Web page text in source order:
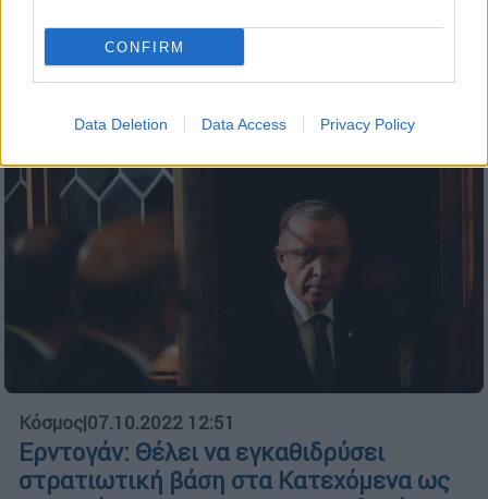
CONFIRM
Data Deletion Data Access Privacy Policy
Σάλος και αντιδράσεις
Κόσμος|07.10.2022 12:51
Ερντογάν: Θέλει να εγκαθιδρύσει
στρατιωτική βάση στα Κατεχόμενα ως